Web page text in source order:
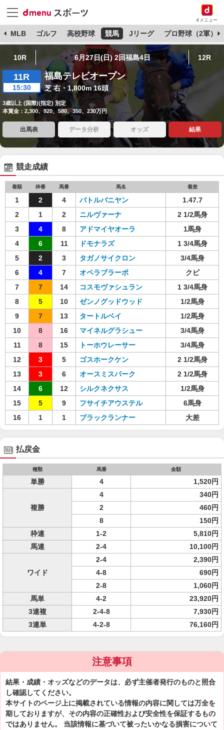
dメニュー
MLB ゴルフ 高校野球 競馬 Jリーグ プロ野球（2軍）
10R 6月27日(日) 2回福島4日 12R
11R
15:30
福島テレビオープン
芝 右・1,800m 16頭
3歳以上 (国際)(指定) 別定
本賞金：2,300、920、580、350、230万円
出馬表 データ分析 オッズ 結果
競走成績
着順 枠番 馬番 馬名 着差
1 2 4 バトルバニヤン
1.47.7
2
1 2 ニルヴァーナ
2 1/2馬身
3
4 8 アドマイヤオーラ
1馬身
4
6 11 ドモナラズ
1 3/4馬身
5
2 3 タガノサイクロン
3/4馬身
6
4 7 オペラブラーボ
クビ
7
7 14 コスモヴァシュラン
1 3/4馬身
8
5 10 ゼンノグッドウッド
1/2馬身
9
7 13 タートルベイ
1/2馬身
10
8 16 マイネルグラシュー
3/4馬身
11
8 15 トーホウレーサー
3/4馬身
12
3 5 ゴスホークケン
2 1/2馬身
13
3 6 オースミスパーク
2 1/2馬身
14
6 12 シルクネクサス
1/2馬身
15
5 9 フサイチアウステル
6馬身
16
1 1 ブラックランナー 大差
払戻金
種類 馬番 金額
単勝 4 1,520円
複勝
4
340円
2
460円
8
150円
枠連
1-2
5,810円
馬連
2-4 10,100円
ワイド
2-4
2,390円
4-8
690円
2-8
1,060円
馬単
4-2
23,920円
3連複
2-4-8
7,930円
3連単
4-2-8 76,160円
注意事項
結果・成績・オッズなどのデータは、必ず主催者発行のものと照合
し確認してください。
本サイトのページ上に掲載されている情報の内容に関しては万全を
期しておりますが、その内容の正確性および安全性を保証するもの
ではありません。 当該情報に基づいて被ったいかなる損害について